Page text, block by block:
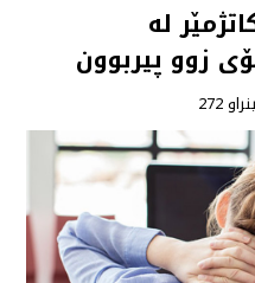
بۆماوەی ٦٠ کاتژمێر لە
زوو پیربوون
272